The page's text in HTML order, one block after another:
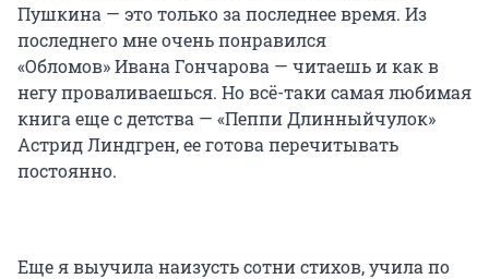
Пушкина — это только за последнее время. Из
последнего мне очень понравился
«Обломов» Ивана Гончарова — читаешь и как в
негу проваливаешься. Но всё-таки самая любимая
книга еще с детства — «Пеппи Длинныйчулок»
Астрид Линдгрен, ее готова перечитывать
постоянно.
Еще я выучила наизусть сотни стихов, учила по